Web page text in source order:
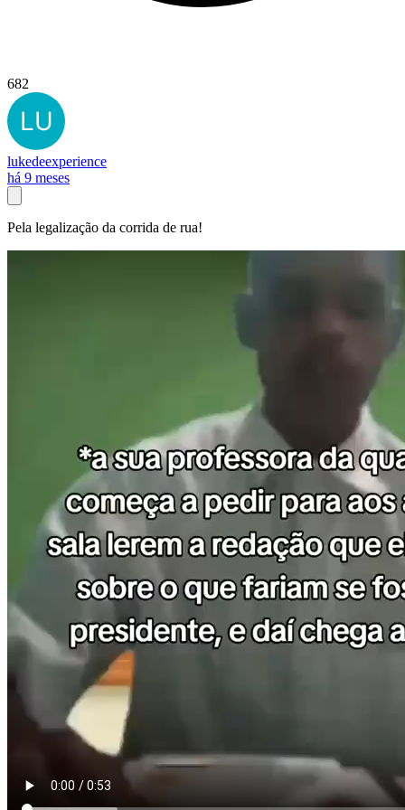
682
lukedeexperience
há 9 meses
Pela legalização da corrida de rua!